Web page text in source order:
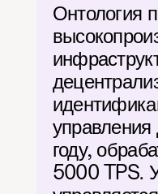
Онтология
году,
5000 TPS.